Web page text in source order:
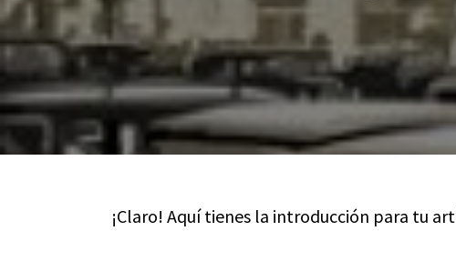
¡Claro! Aquí tienes la introducción para tu